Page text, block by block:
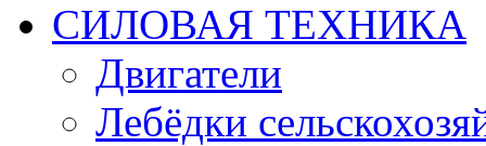
СИЛОВАЯ ТЕХНИКА
Двигатели
Лебёдки